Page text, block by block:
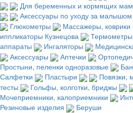
Для беременных и кормящих мам
Аксессуары по уходу за малышом
Глюкометры
Массажеры,
иппликаторы Кузнецова
Термометры
аппараты
Ингаляторы
Аксессуары
Аптечки
Простыни, пеленки одноразовые
Салфетки
Пластыри Повязки,
тесты
Гольфы, колготки, бриджы
Мочеприемники, калоприемники
Резиновые изделия
Беруши